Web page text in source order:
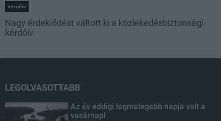
kérdőív
Nagy érdeklődést váltott ki a közlekedésbiztonsági
kérdőív
LEGOLVASOTTABB
Az év eddigi legmelegebb napja volt a
vasárnapi